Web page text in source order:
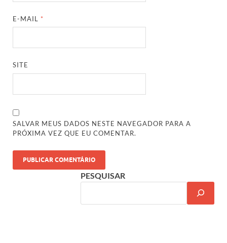
E-MAIL *
SITE
SALVAR MEUS DADOS NESTE NAVEGADOR PARA A
PRÓXIMA VEZ QUE EU COMENTAR.
PESQUISAR